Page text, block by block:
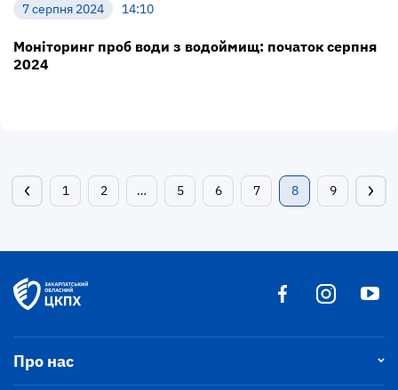
7 серпня 2024 14:10
Моніторинг проб води з водоймищ: початок серпня
2024
1 2 … 5 6 7 8 9
Про нас